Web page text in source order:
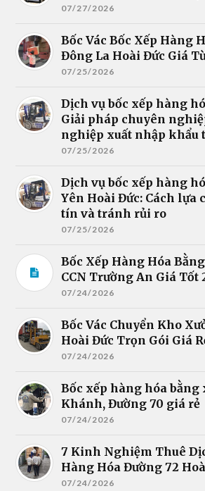
07/27/2026
Bốc Vác Bốc Xếp Hàng
Đông La Hoài Đức Giá
07/25/2026
Dịch vụ bốc xếp hàng
Giải pháp chuyên
nghiệp xuất nhập khẩu
07/25/2026
Dịch vụ bốc xếp hàng
Yên Hoài Đức: Cách lựa
tín và tránh rủi ro
07/25/2026
Bốc Xếp Hàng Hóa
CCN Trường An Giá Tốt
07/24/2026
Bốc Vác Chuyển Kho
Hoài Đức Trọn Gói Giá
07/24/2026
Bốc xếp hàng hóa bằng
Khánh, Đường 70 giá rẻ
07/24/2026
7 Kinh Nghiệm Thuê
Hàng Hóa Đường 72
07/24/2026